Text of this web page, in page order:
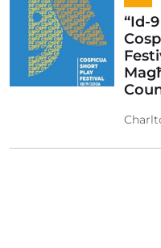
“Id-